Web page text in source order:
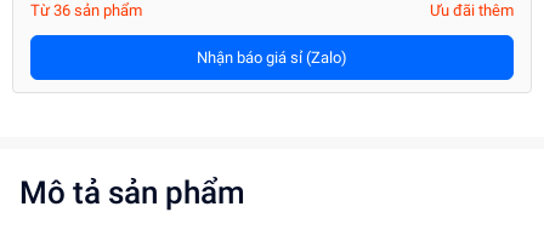
Từ 36 sản phẩm
Ưu đãi thêm
Nhận báo giá sỉ (Zalo)
Mô tả sản phẩm